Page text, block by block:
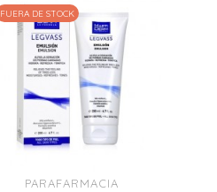
PARAFARMACIA
FUERA DE STOCK